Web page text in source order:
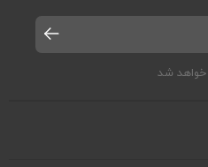
خواهد شد